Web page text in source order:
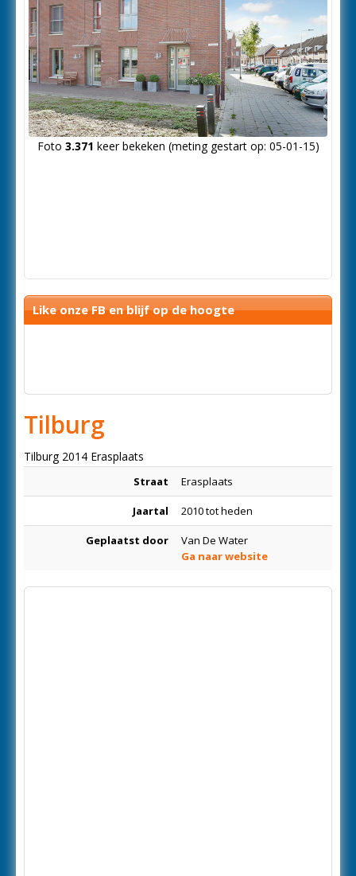
Foto 3.371 keer bekeken (meting gestart op: 05-01-15)
Like onze FB en blijf op de hoogte
Tilburg
Tilburg 2014 Erasplaats
Straat Erasplaats
Jaartal 2010 tot heden
Geplaatst door
Van De Water
Ga naar website